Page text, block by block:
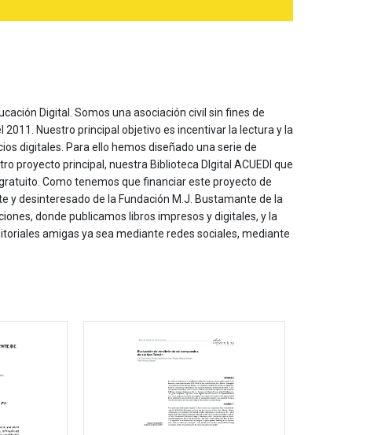
Digital. Somos una asociación civil sin fines de
Nuestro principal objetivo es incentivar la lectura y la
digitales. Para ello hemos diseñado una serie de
proyecto principal, nuestra Biblioteca DIgital ACUEDI que
Como tenemos que financiar este proyecto de
y desinteresado de la Fundación M.J. Bustamante de la
donde publicamos libros impresos y digitales, y la
amigas ya sea mediante redes sociales, mediante